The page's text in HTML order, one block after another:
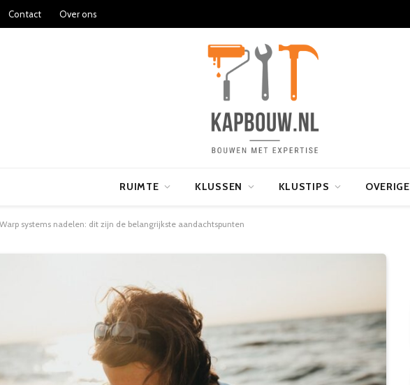
Contact Over ons
RUIMTE KLUSSEN KLUSTIPS OVERIGE
Warp systems nadelen: dit zijn de belangrijkste aandachtspunten